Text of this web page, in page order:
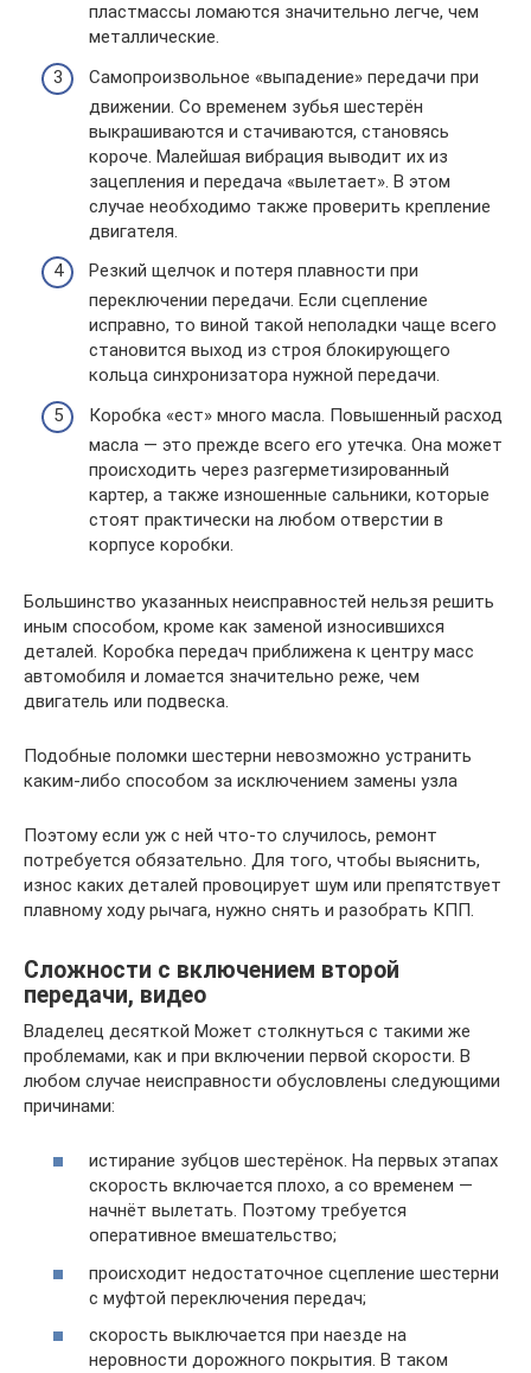
пластмассы ломаются значительно легче, чем
металлические.
Самопроизвольное «выпадение» передачи при
движении. Со временем зубья шестерён
выкрашиваются и стачиваются, становясь
короче. Малейшая вибрация выводит их из
зацепления и передача «вылетает». В этом
случае необходимо также проверить крепление
двигателя.
Резкий щелчок и потеря плавности при
переключении передачи. Если сцепление
исправно, то виной такой неполадки чаще всего
становится выход из строя блокирующего
кольца синхронизатора нужной передачи.
Коробка «ест» много масла. Повышенный расход
масла — это прежде всего его утечка. Она может
происходить через разгерметизированный
картер, а также изношенные сальники, которые
стоят практически на любом отверстии в
корпусе коробки.
Большинство указанных неисправностей нельзя решить
иным способом, кроме как заменой износившихся
деталей. Коробка передач приближена к центру масс
автомобиля и ломается значительно реже, чем
двигатель или подвеска.
Подобные поломки шестерни невозможно устранить
каким-либо способом за исключением замены узла
Поэтому если уж с ней что-то случилось, ремонт
потребуется обязательно. Для того, чтобы выяснить,
износ каких деталей провоцирует шум или препятствует
плавному ходу рычага, нужно снять и разобрать КПП.
Сложности с включением второй
передачи, видео
Владелец десяткой Может столкнуться с такими же
проблемами, как и при включении первой скорости. В
любом случае неисправности обусловлены следующими
причинами:
истирание зубцов шестерёнок. На первых этапах
скорость включается плохо, а со временем —
начнёт вылетать. Поэтому требуется
оперативное вмешательство;
происходит недостаточное сцепление шестерни
с муфтой переключения передач;
скорость выключается при наезде на
неровности дорожного покрытия. В таком